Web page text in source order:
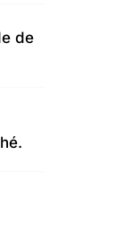
de